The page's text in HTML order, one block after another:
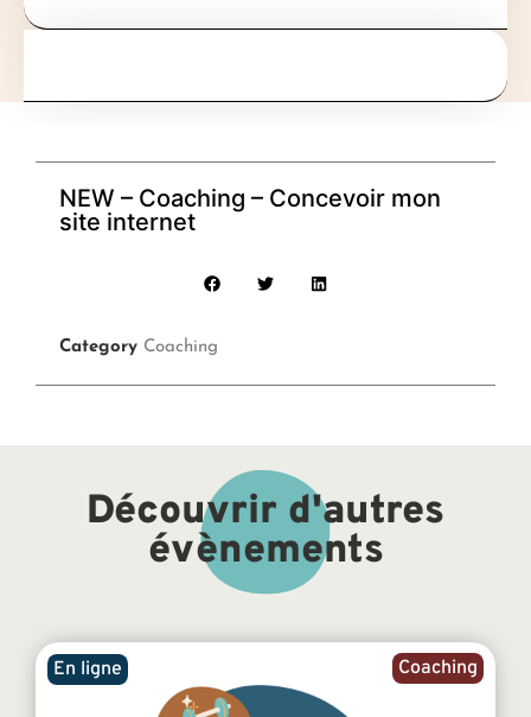
NEW – Coaching – Concevoir mon
site internet
Category Coaching
Découvrir d'autres
évènements
Coaching
En ligne